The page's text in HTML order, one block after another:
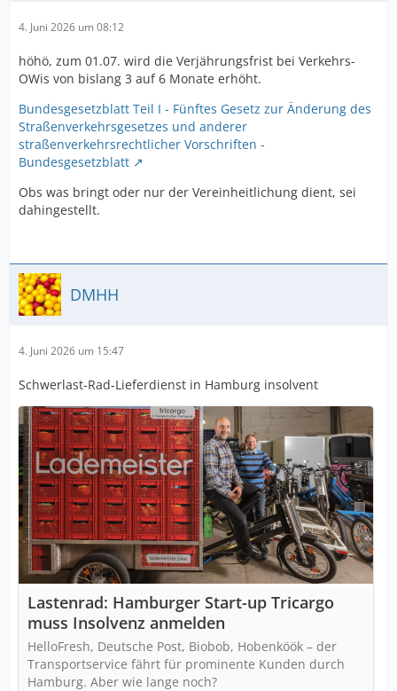
4. Juni 2026 um 08:12
höhö, zum 01.07. wird die Verjährungsfrist bei Verkehrs-
OWis von bislang 3 auf 6 Monate erhöht.
Bundesgesetzblatt Teil I - Fünftes Gesetz zur Änderung des
Straßenverkehrsgesetzes und anderer
straßenverkehrsrechtlicher Vorschriften -
Bundesgesetzblatt
Obs was bringt oder nur der Vereinheitlichung dient, sei
dahingestellt.
DMHH
4. Juni 2026 um 15:47
Schwerlast-Rad-Lieferdienst in Hamburg insolvent
Lastenrad: Hamburger Start-up Tricargo
muss Insolvenz anmelden
HelloFresh, Deutsche Post, Biobob, Hobenköök – der
Transportservice fährt für prominente Kunden durch
Hamburg. Aber wie lange noch?